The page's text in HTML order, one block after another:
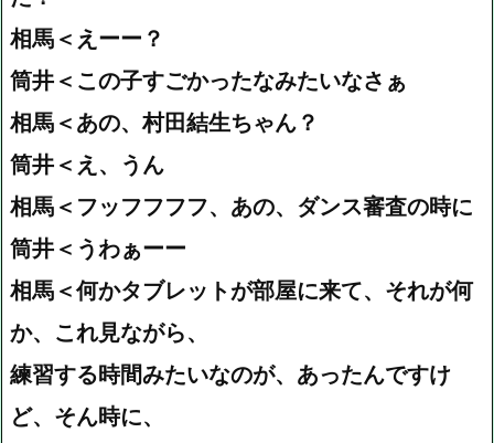
相馬＜えーー？
筒井＜この子すごかったなみたいなさぁ
相馬＜あの、村田結生ちゃん？
筒井＜え、うん
相馬＜フッフフフフ、あの、ダンス審査の時に
筒井＜うわぁーー
相馬＜何かタブレットが部屋に来て、それが何
か、これ見ながら、
練習する時間みたいなのが、あったんですけ
ど、そん時に、